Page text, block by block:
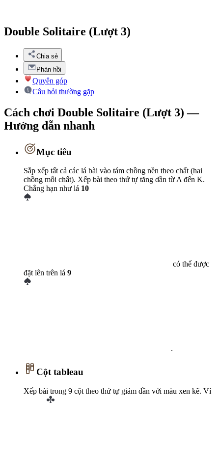
Double Solitaire (Lượt 3)
Chia sẻ
Phản hồi
Quyên góp
Câu hỏi thường gặp
Cách chơi Double Solitaire (Lượt 3) —
Hướng dẫn nhanh
Mục tiêu
Sắp xếp tất cả các lá bài vào tám chồng nền theo chất (hai
chồng mỗi chất). Xếp bài theo thứ tự tăng dần từ A đến K.
Chẳng hạn như lá 10
có thể được
đặt lên trên lá 9
.
Cột tableau
Xếp bài trong 9 cột theo thứ tự giảm dần với màu xen kẽ. Ví